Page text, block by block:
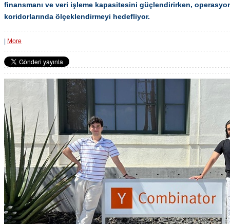
finansmanı ve veri işleme kapasitesini güçlendirirken,
koridorlarında ölçeklendirmeyi hedefliyor.
More